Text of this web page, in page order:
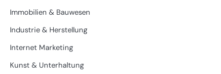
Immobilien & Bauwesen
Industrie & Herstellung
Internet Marketing
Kunst & Unterhaltung